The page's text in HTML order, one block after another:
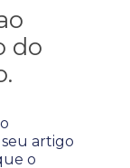
do
artigo
o